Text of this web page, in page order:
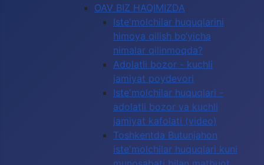
OAV BIZ HAQIMIZDA
Iste'molchilar huquqlarini
himoya qilish bo‘yicha
nimalar qilinmoqda?
Adolatli bozor - kuchli
jamiyat poydevori
Iste'molchilar huquqlari -
adolatli bozor va kuchli
jamiyat kafolati (video)
Toshkentda Butunjahon
iste'molchilar huquqlari kuni